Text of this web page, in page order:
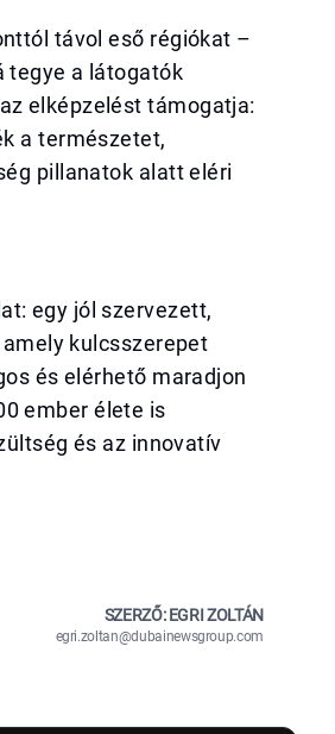
távol eső régiókat –
tegye a látogatók
elképzelést támogatja:
a természetet,
pillanatok alatt eléri
egy jól szervezett,
kulcsszerepet
és elérhető maradjon
ember élete is
és az innovatív
SZERZŐ: EGRI ZOLTÁN
egri.zoltan@dubainewsgroup.com